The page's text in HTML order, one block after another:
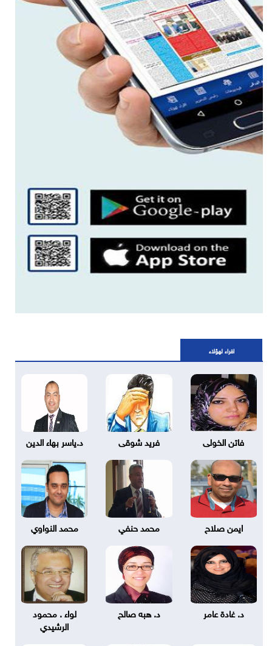
اقراء لهؤلاء
فاتن الخولى فريد شوقى د.ياسر بهاء الدين
ايمن صلاح محمد حنفي محمد النواوي
د. غادة عامر د. هبه صالح
لواء . محمود
الرشيدي